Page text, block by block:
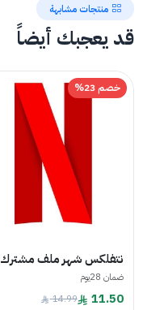
منتجات مشابهة
قد يعجبك أيضاً
خصم 23%
نتفلكس شهر ملف مشترك
ضمان 28يوم
11.50
14.99